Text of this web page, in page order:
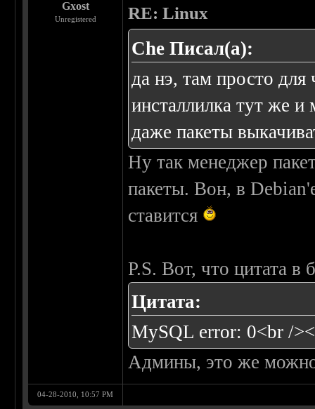
Gxost
Unregistered RE: Linux
Che Писал(а):
да нэ, там просто для
инсталлилка тут же
даже пакеты
Ну так менеджер
пакеты. Вон, в
ставится
P.S. Вот, что цитата в
Цитата:
MySQL error: 0<br /
Админы, это же
04-28-2010, 10:57 PM